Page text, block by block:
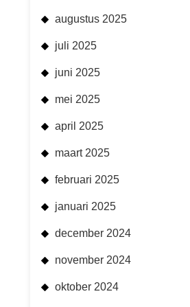
augustus 2025
juli 2025
juni 2025
mei 2025
april 2025
maart 2025
februari 2025
januari 2025
december 2024
november 2024
oktober 2024